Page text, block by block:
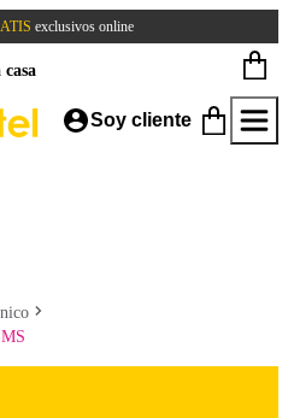
exclusivos online
Soy cliente